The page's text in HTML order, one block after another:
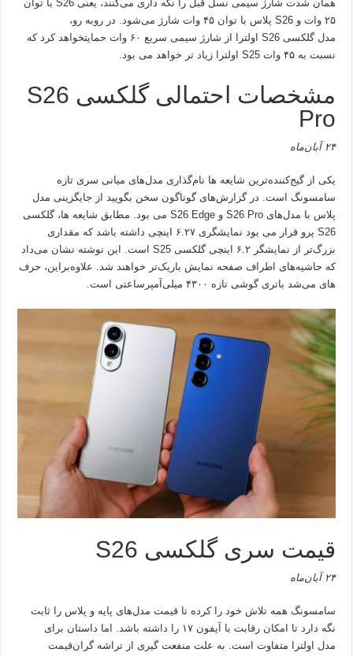
همان شدت شارژ سیمی نسل قبل را نگه داری می‌کنند، یعنی S26 با توان
۲۵ وات و S26 پلاس با توان ۴۵ وات شارژ می‌شود. در روبه رو،
مدل گلکسی S26 اولترا از شارژ سیمی سریع ۶۰ وات حمایتخواهد کرد که
نسبت به ۴۵ وات S25 اولترا زیاد تر خواهد می بود.
مشخصات احتمالی گلکسی S26
Pro
۲۴ آبان‌ماه
یکی از گیج‌کننده‌ترین شایعه ها نام‌گذاری مدل‌های میانی سری تازه
سامسونگ است. در گزارش‌های گوناگون سخن بگویید از جایگزینی مدل
پلاس با مدل‌های S26 Pro و S26 Edge می بود. مطابق شایعه ها، گلکسی
S26 پرو قرار می بود نمایشگری ۶.۲۷ اینچی داشته باشد که مقداری
بزرگ‌تر از نمایشگر ۶.۲ اینچی گلکسی S25 است. این نوشته نشان می‌داد
که حاشیه‌های اطراف صفحه نمایش باریک‌تر خواهند شد. علاوه‌براین، حرف
های می‌شد باتری گوشی تازه ۴۳۰۰ میلی‌آمپرساعتی است.
قیمت سری گلکسی S26
۲۴ آبان‌ماه
سامسونگ همه تلاش خود را کرده تا قیمت مدل‌های پایه و پلاس را ثابت
نگه دارد تا امکان رقابت با آیفون ۱۷ را داشته باشد. اما داستان برای
مدل اولترا متفاوت است. به علت منفعت گیری از تراشه گران‌قیمت